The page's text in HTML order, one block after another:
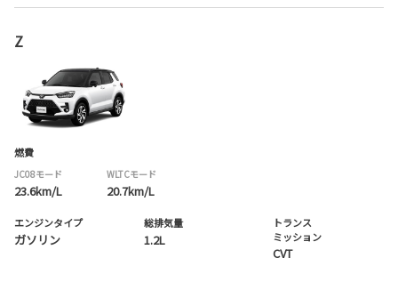
Z
燃費
JC08モード
23.6km/L
WLTCモード
20.7km/L
エンジンタイプ
ガソリン
総排気量
1.2L
トランス
ミッション
CVT